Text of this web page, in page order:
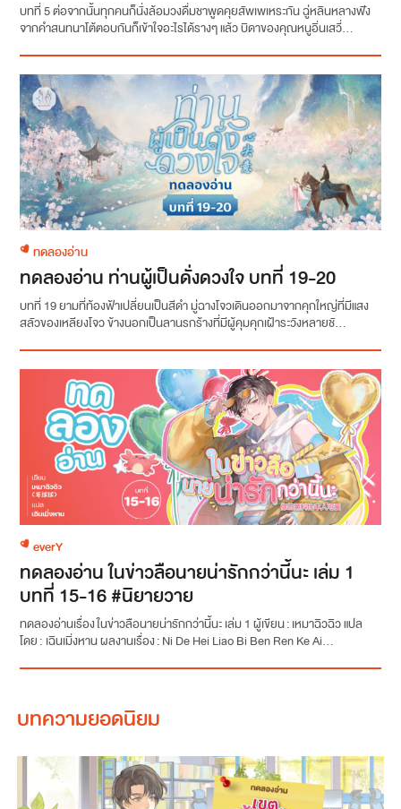
บทที่ 5 ต่อจากนั้นทุกคนก็นั่งล้อมวงดื่มชาพูดคุยสัพเพเหระกัน ฉู่หลินหลางฟัง
จากคำสนทนาโต้ตอบกันก็เข้าใจอะไรได้รางๆ แล้ว บิดาของคุณหนูอิ่นเสวี่...
ทดลองอ่าน
ทดลองอ่าน ท่านผู้เป็นดั่งดวงใจ บทที่ 19-20
บทที่ 19 ยามที่ท้องฟ้าเปลี่ยนเป็นสีดำ มู่ฉางโจวเดินออกมาจากคุกใหญ่ที่มีแสง
สลัวของเหลียงโจว ข้างนอกเป็นลานรกร้างที่มีผู้คุมคุกเฝ้าระวังหลายชั...
everY
ทดลองอ่าน ในข่าวลือนายน่ารักกว่านี้นะ เล่ม 1
บทที่ 15-16 #นิยายวาย
ทดลองอ่านเรื่อง ในข่าวลือนายน่ารักกว่านี้นะ เล่ม 1 ผู้เขียน : เหมาฉิวฉิว แปล
โดย : เฉินเมิ่งหาน ผลงานเรื่อง : Ni De Hei Liao Bi Ben Ren Ke Ai...
บทความยอดนิยม